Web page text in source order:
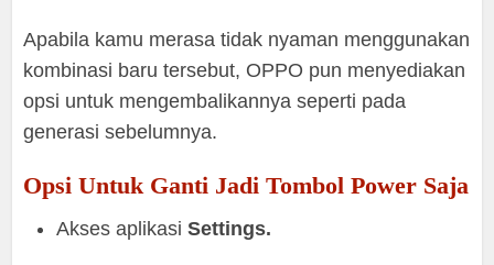
Apabila kamu merasa tidak nyaman menggunakan
kombinasi baru tersebut, OPPO pun menyediakan
opsi untuk mengembalikannya seperti pada
generasi sebelumnya.
Opsi Untuk Ganti Jadi Tombol Power Saja
Akses aplikasiSettings.